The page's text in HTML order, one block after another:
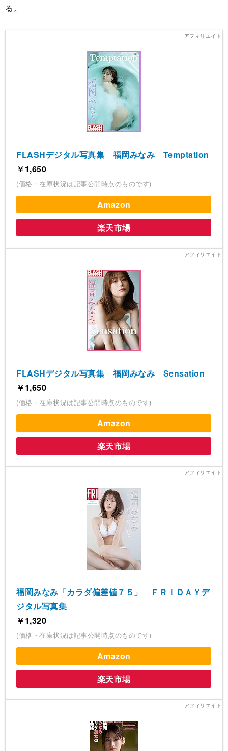
る。
FLASHデジタル写真集 福岡みなみ Temptation
￥1,650
(価格・在庫状況は記事公開時点のものです)
Amazon
楽天市場
FLASHデジタル写真集 福岡みなみ Sensation
￥1,650
(価格・在庫状況は記事公開時点のものです)
Amazon
楽天市場
福岡みなみ「カラダ偏差値７５」 ＦＲＩＤＡＹデ
ジタル写真集
￥1,320
(価格・在庫状況は記事公開時点のものです)
Amazon
楽天市場